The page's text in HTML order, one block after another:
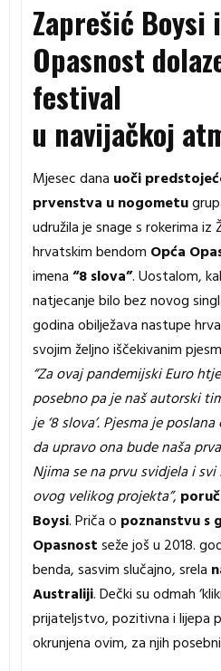
Zaprešić Boysi
Opasnost
festival
u navijačkoj
Mjesec dana uoči
prvenstva u nogometu
udružila je snage s rokerima
hrvatskim bendom Opća
imena“8 slova”. Uostalom,
natjecanje bilo bez novog
godina obilježava nastupe
svojim željno iščekivanim
“Za ovaj pandemijski Euro
posebno pa je naš autorski
je ‘8 slova’. Pjesma je
da upravo ona bude naša
Njima se na prvu svidjela i
ovog velikog projekta”,
Boysi. Priča o poznanstvu s
Opasnostseže još u 2018.
benda, sasvim slučajno, srela
Australiji. Dečki su odmah
prijateljstvo, pozitivna i lijepa
okrunjena ovim, za njih